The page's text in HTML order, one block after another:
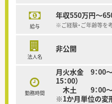
給与
年収550万円～
※ご経験・ご年齢等を
法人名
非公開
勤務時間
月火水金 9：00～
15：00）
木土 9：00～
※1か月単位の変